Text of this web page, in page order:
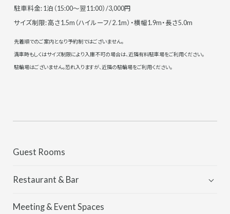
駐車料金: 1泊（15:00～翌11:00）/3,000円
サイズ制限: 高さ1.5m（ハイルーフ/ 2.1m）・横幅1.9m・長さ5.0m
先着順でのご案内となり予約制ではございません。
満車時もしくはサイズ制限により入庫不可の場合は、近隣有料駐車場をご利用ください。
駐輪場はございません。恐れ入りますが、近隣の駐輪場をご利用ください。
Guest Rooms
Restaurant & Bar
Kei
Meeting & Event Spaces